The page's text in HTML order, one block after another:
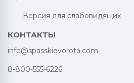
Версия для слабовидящих
КОНТАКТЫ
info@spasskievorota.com
8-800-555-6226